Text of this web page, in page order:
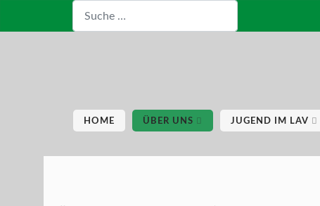
HOME ÜBER UNS JUGEND IM LAV